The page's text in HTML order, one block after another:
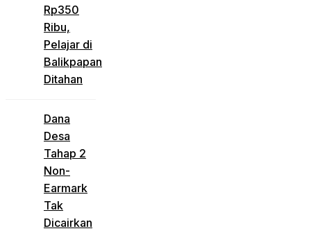
Rp350
Ribu,
Pelajar di
Balikpapan
Ditahan
Dana
Desa
Tahap 2
Non-
Earmark
Tak
Dicairkan